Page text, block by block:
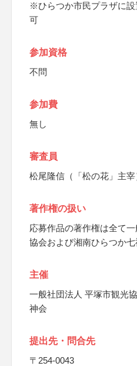
※ひらつか市民プラザに
可
参加資格
不問
参加費
無し
審査員
松尾隆信（「松の花」主宰
著作権の扱い
応募作品の著作権は全て
協会および湘南ひらつか
主催
一般社団法人 平塚市観光
神会
提出先・問合先
〒254-0043